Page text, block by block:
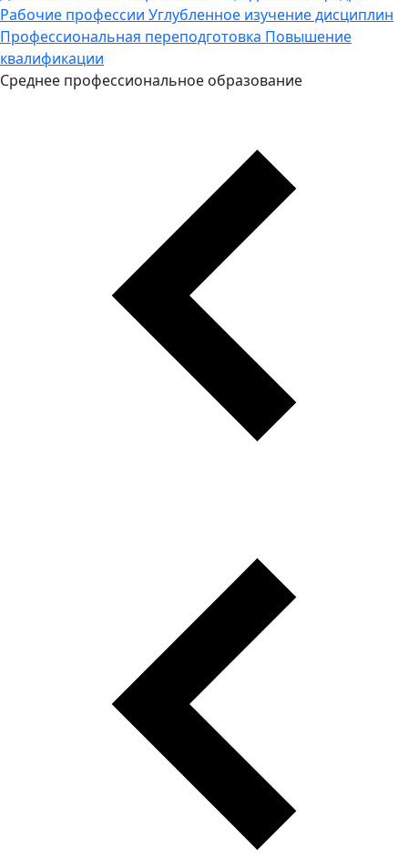
Рабочие профессии Углубленное изучение дисциплин
Профессиональная переподготовка Повышение
квалификации
Среднее профессиональное образование